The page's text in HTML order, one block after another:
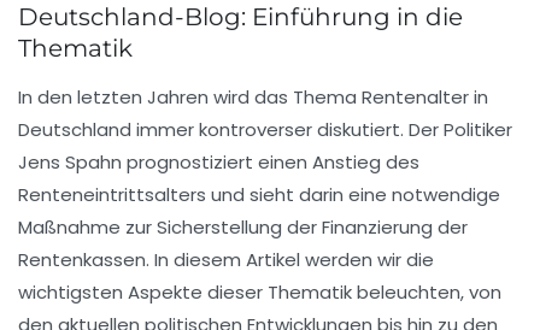
Deutschland-Blog: Einführung in die
Thematik
In den letzten Jahren wird das Thema Rentenalterin
Deutschland immer kontroverser diskutiert. Der Politiker
Jens Spahn prognostiziert einen Anstieg des
Renteneintrittsalters und sieht darin eine notwendige
Maßnahme zur Sicherstellung derFinanzierung der
Rentenkassen. In diesem Artikel werden wir die
wichtigsten Aspekte dieser Thematik beleuchten, von
den aktuellen politischen Entwicklungen bis hin zu den